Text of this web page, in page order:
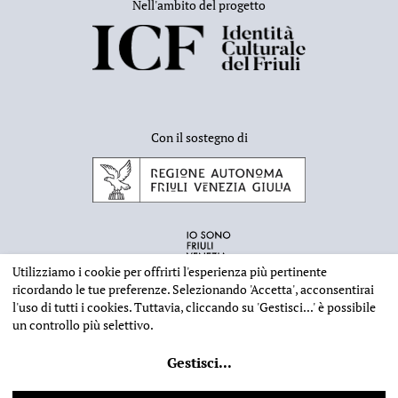
Nell'ambito del progetto
Con il sostegno di
2026 - Deputazione di Storia Patria per il Friuli - CF 80023560305
Web designIlaria Comello- Powered bySICAPWeb
Utilizziamo i cookie per offrirti l'esperienza più pertinente
ricordando le tue preferenze. Selezionando 'Accetta', acconsentirai
l'uso di tutti i cookies. Tuttavia, cliccando su 'Gestisci...'è possibile
un controllo più selettivo.
Gestisci...